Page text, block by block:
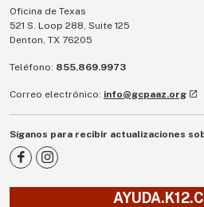
Oficina de Texas
521 S. Loop 288, Suite 125
Denton, TX 76205
Teléfono: 855.869.9973
Correo electrónico: info@gcpaaz.org
Síganos para recibir actualizaciones